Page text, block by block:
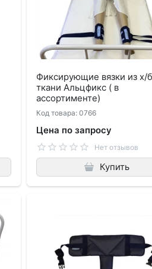
Фиксирующие вязки из х/б
ткани Альцфикс ( в
ассортименте)
Код товара: 0766
Цена по запросу
Нет отзывов
Купить